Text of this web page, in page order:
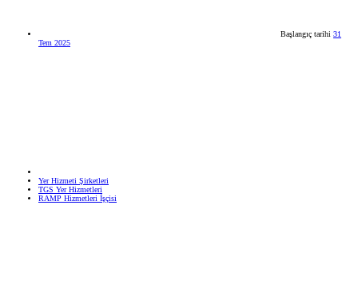
Başlangıç tarihi 31
Tem 2025
Yer Hizmeti Şirketleri
TGS Yer Hizmetleri
RAMP Hizmetleri İşçisi